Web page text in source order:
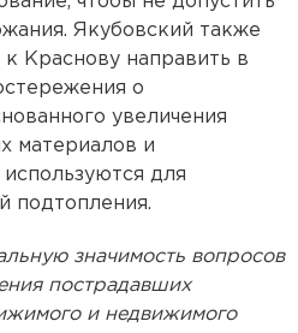
Якубовский также
Краснову направить в
о
увеличения
материалов и
для
подтопления.
значимость вопросов
пострадавших
и недвижимого